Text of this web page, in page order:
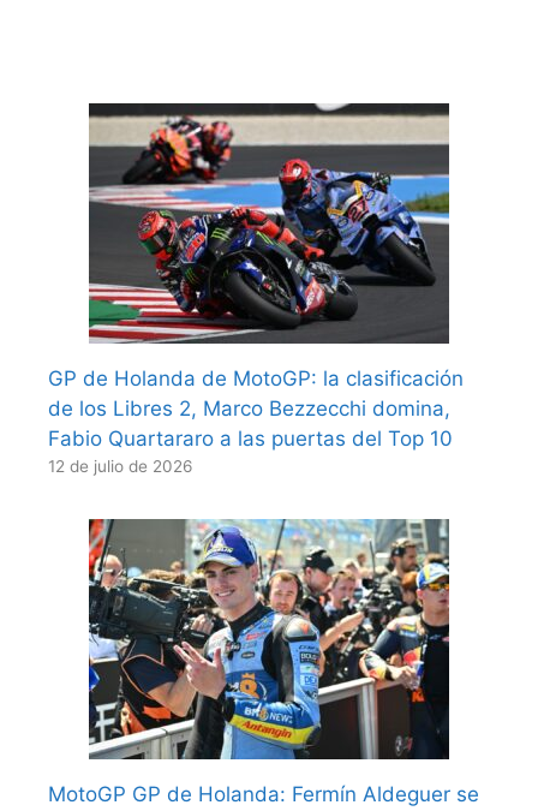
GP de Holanda de MotoGP: la clasificación
de los Libres 2, Marco Bezzecchi domina,
Fabio Quartararo a las puertas del Top 10
12 de julio de 2026
MotoGP GP de Holanda: Fermín Aldeguer se